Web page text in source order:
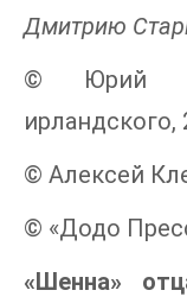
Дмитрию
© Юрий
ирландского,
© Алексей
© «Додо
«Шенна»